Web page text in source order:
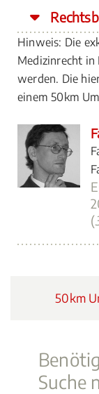
Hinweis: Die
Medizinrecht
werden. Die
einem 50km
(
50km
Suche